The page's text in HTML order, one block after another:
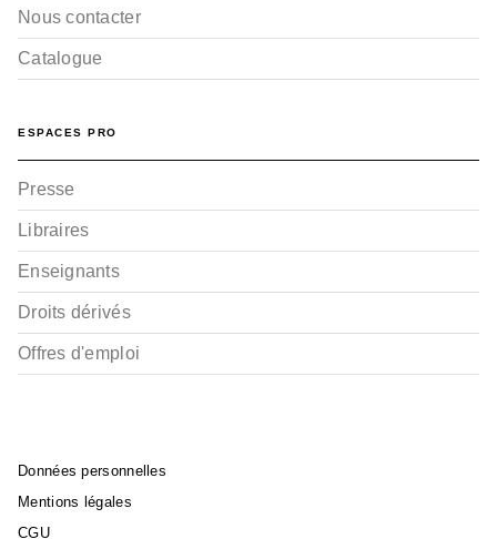
Nous contacter
Catalogue
ESPACES PRO
Presse
Libraires
Enseignants
Droits dérivés
Offres d'emploi
Données personnelles
Mentions légales
CGU